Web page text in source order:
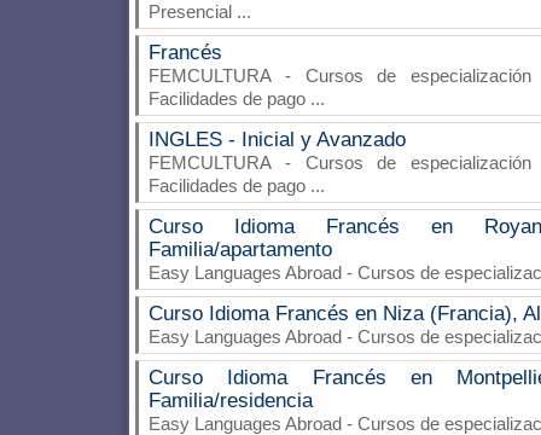
Presencial ...
Francés
FEMCULTURA- Cursos de
Facilidades de pago ...
INGLES - Inicial y Avanzado
FEMCULTURA- Cursos de
Facilidades de pago ...
Curso Idioma Francés en Royan
Familia/apartamento
Easy Languages Abroad - Cursos de
Curso Idioma Francés en Niza (Francia),
Easy Languages Abroad - Cursos de
Curso Idioma Francés en
Familia/residencia
Easy Languages Abroad - Cursos de